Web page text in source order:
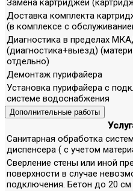
Замена картриджей
Доставка комплекта
(в комплексе с
Диагностика в пределах
(диагностика+выезд)
отдельно)
Демонтаж пурифайера
Установка пурифайера с
системе водоснабжения
Дополнительные работы
Санитарная обработка
диспенсера ( с учетом
Сверление стены или иной
поверхности в случае
подключения. Бетон до 20 см